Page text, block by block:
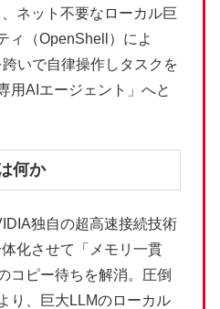
ネット不要なローカル巨
ィ（OpenShell）によ
いで自律操作しタスクを
用AIエージェント」へと
何か
独自の超高速接続技術
化させて「メモリ一貫
コピー待ちを解消。圧倒
り、巨大LLMのローカル